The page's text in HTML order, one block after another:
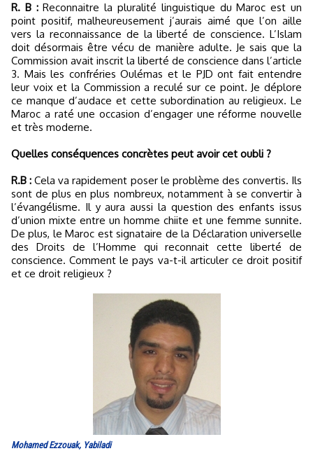
R. B :Reconnaitre la pluralité linguistique du Maroc est un
point positif, malheureusement j’aurais aimé que l’on aille
vers la reconnaissance de la liberté de conscience. L’Islam
doit désormais être vécu de manière adulte. Je sais que la
Commission avait inscrit la liberté de conscience dans l’article
3. Mais les confréries Oulémas et le PJD ont fait entendre
leur voix et la Commission a reculé sur ce point. Je déplore
ce manque d’audace et cette subordination au religieux. Le
Maroc a raté une occasion d’engager une réforme nouvelle
et très moderne.
Quelles conséquences concrètes peut avoir cet oubli ?
R.B :Cela va rapidement poser le problème des convertis. Ils
sont de plus en plus nombreux, notamment à se convertir à
l’évangélisme. Il y aura aussi la question des enfants issus
d’union mixte entre un homme chiite et une femme sunnite.
De plus, le Maroc est signataire de la Déclaration universelle
des Droits de l’Homme qui reconnait cette liberté de
conscience. Comment le pays va-t-il articuler ce droit positif
et ce droit religieux ?
Mohamed Ezzouak, Yabiladi